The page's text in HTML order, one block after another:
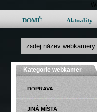
DOMŮ Aktuality
Kategorie webkamer
DOPRAVA
JINÁ MÍSTA